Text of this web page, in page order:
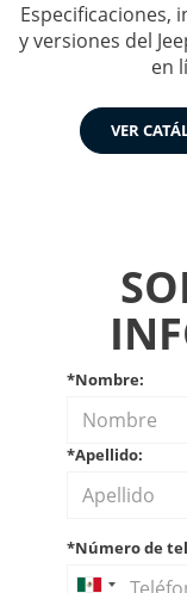
Especificaciones,
y versiones del
en
VER
*Nombre:
*Apellido:
*Número de